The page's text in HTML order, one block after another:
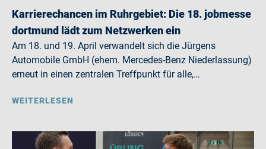
Karrierechancen im Ruhrgebiet: Die 18. jobmesse
dortmund lädt zum Netzwerken ein
Am 18. und 19. April verwandelt sich die Jürgens
Automobile GmbH (ehem. Mercedes-Benz Niederlassung)
erneut in einen zentralen Treffpunkt für alle,…
WEITERLESEN